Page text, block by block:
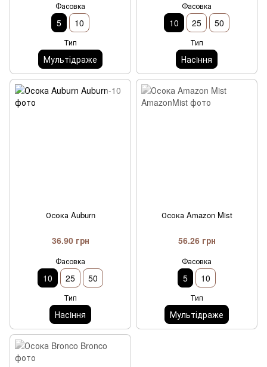
Фасовка
5 10
Тип
Мультідраже
Фасовка
10 25 50
Тип
Насiння
Осока Auburn
36.90 грн
Фасовка
10 25 50
Тип
Насiння
Осока Amazon Mist
56.26 грн
Фасовка
5 10
Тип
Мультідраже